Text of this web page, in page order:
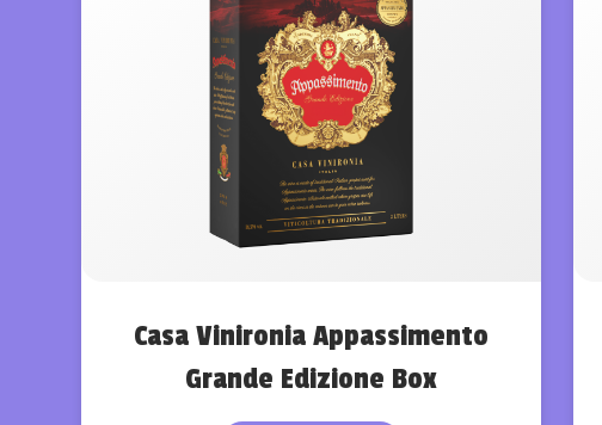
Casa Vinironia Appassimento
Grande Edizione Box